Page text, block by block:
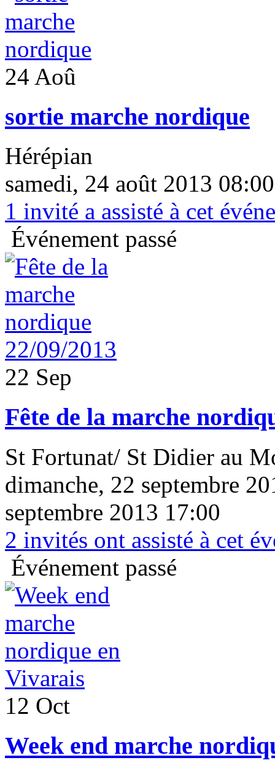
24 Aoû
sortie marche nordique
Hérépian
samedi, 24 août 2013
1 invité a assisté à cet
Événement passé
22 Sep
Fête de la marche
St Fortunat/ St Didier au
dimanche, 22 septembre
septembre 2013 17:00
2 invités ont assisté à cet
Événement passé
12 Oct
Week end marche